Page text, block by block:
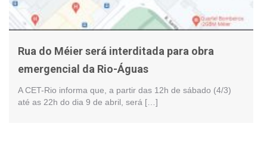
Rua do Méier será interditada para obra
emergencial da Rio-Águas
A CET-Rio informa que, a partir das 12h de sábado (4/3)
até as 22h do dia 9 de abril, será […]